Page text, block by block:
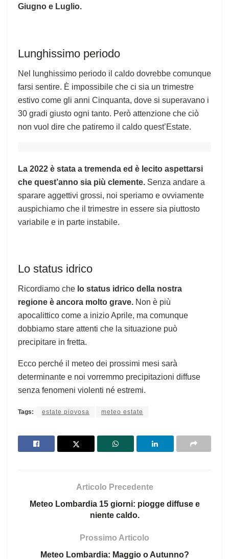
Giugno e Luglio.
Lunghissimo periodo
Nel lunghissimo periodo il caldo dovrebbe comunque
farsi sentire. È impossibile che ci sia un trimestre
estivo come gli anni Cinquanta, dove si superavano i
30 gradi giusto ogni tanto. Però attenzione che ciò
non vuol dire che patiremo il caldo quest’Estate.
La 2022 è stata a tremenda ed è lecito aspettarsi
che quest’anno sia più clemente. Senza andare a
sparare aggettivi grossi, noi speriamo e ovviamente
auspichiamo che il trimestre in essere sia piuttosto
variabile e in parte instabile.
Lo status idrico
Ricordiamo che lo status idrico della nostra
regione è ancora molto grave. Non è più
apocalittico come a inizio Aprile, ma comunque
dobbiamo stare attenti che la situazione può
precipitare in fretta.
Ecco perché il meteo dei prossimi mesi sarà
determinante e noi vorremmo precipitazioni diffuse
senza fenomeni violenti né estremi.
Tags: estate piovosa meteo estate
Articolo Precedente
Meteo Lombardia 15 giorni: piogge diffuse e
niente caldo.
Prossimo Articolo
Meteo Lombardia: Maggio o Autunno?